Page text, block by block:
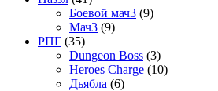
Боевой мач3 (9)
Мач3 (9)
РПГ (35)
Dungeon Boss (3)
Heroes Charge (10)
Дьябла (6)